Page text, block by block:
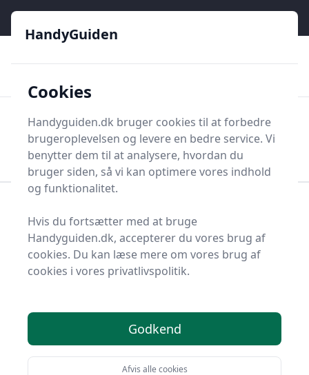
HandyGuiden
Søg nu
Søg nu
Diverse værktøj
Værktøjsdele og tilbehør
Beslag, hængsler og tilbehør
Spejlbeslag
Bedste spejlbeslag - 5
HandyGuiden er stedet at finde spejlbeslag. Vi har
samlet 5 top-produkter, så du hurtigt kan vælge det
HandyGuiden
Cookies
Handyguiden.dk bruger cookies til at forbedre
brugeroplevelsen og levere en bedre service. Vi
benytter dem til at analysere, hvordan du
bruger siden, så vi kan optimere vores indhold
og funktionalitet.
Hvis du fortsætter med at bruge
Handyguiden.dk, accepterer du vores brug af
cookies. Du kan læse mere om vores brug af
cookies i vores privatlivspolitik.
Godkend
Afvis alle cookies